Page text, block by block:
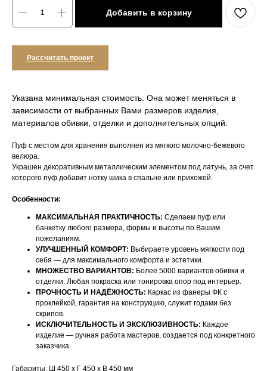
Добавить в корзину
Рассчитать проект
Указана минимальная стоимость. Она может меняться в
зависимости от выбранных Вами размеров изделия,
материалов обивки, отделки и дополнительных опций.
Пуф с местом для хранения выполнен из мягкого молочно-бежевого
велюра.
Украшен декоративным металлическим элементом под латунь, за счет
которого пуф добавит нотку шика в спальне или прихожей.
Особенности:
МАКСИМАЛЬНАЯ ПРАКТИЧНОСТЬ: Сделаем пуф или
банкетку любого размера, формы и высоты по Вашим
пожеланиям.
УЛУЧШЕННЫЙ КОМФОРТ: Выбираете уровень мягкости под
себя — для максимального комфорта и эстетики.
МНОЖЕСТВО ВАРИАНТОВ: Более 5000 вариантов обивки и
отделки. Любая покраска или тонировка опор под интерьер.
ПРОЧНОСТЬ И НАДЁЖНОСТЬ: Каркас из фанеры ФК с
проклейкой, гарантия на конструкцию, служит годами без
скрипов.
ИСКЛЮЧИТЕЛЬНОСТЬ И ЭКСКЛЮЗИВНОСТЬ: Каждое
изделие — ручная работа мастеров, создается под конкретного
заказчика.
Габариты: Ш 450 х Г 450 х В 450 мм
НАШИ МЕНЕДЖЕРЫ ГОТОВЫ
ОТВЕТИТЬ НА ЛЮБЫЕ